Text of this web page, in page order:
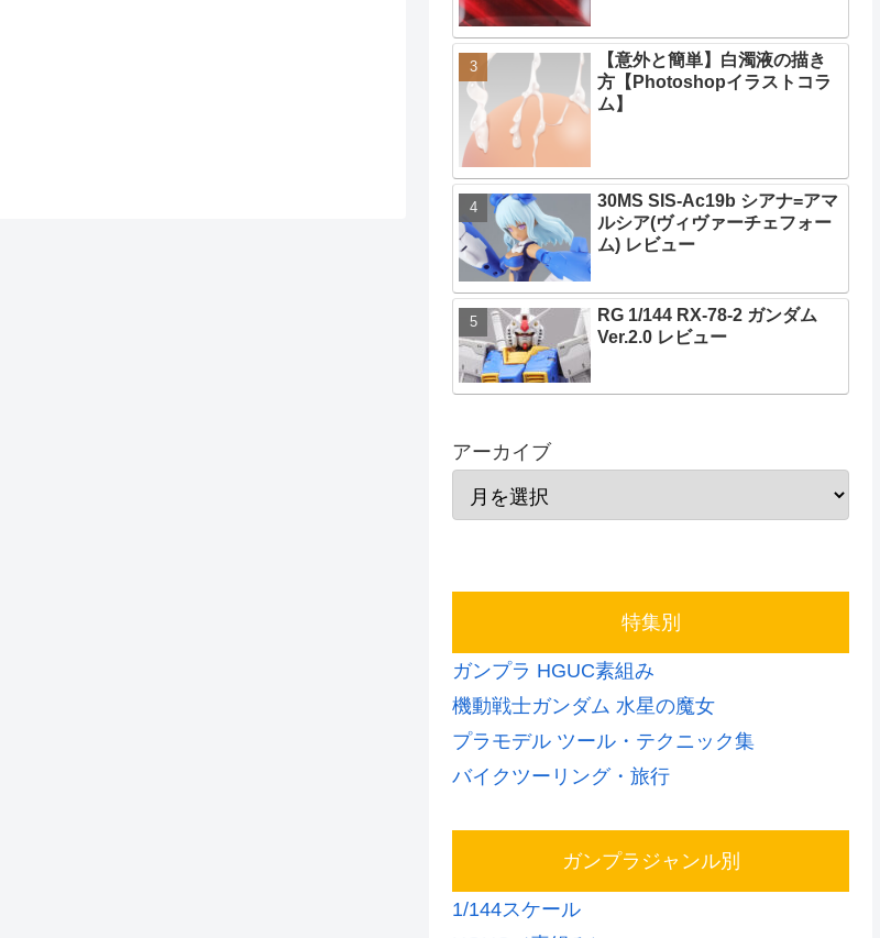
【意外と簡単】白濁液の描き
方【Photoshopイラストコラ
ム】
30MS SIS-Ac19b シアナ=アマ
ルシア(ヴィヴァーチェフォー
ム) レビュー
RG 1/144 RX-78-2 ガンダム
Ver.2.0 レビュー
アーカイブ
特集別
ガンプラ HGUC素組み
機動戦士ガンダム 水星の魔女
プラモデル ツール・テクニック集
バイクツーリング・旅行
ガンプラジャンル別
1/144スケール